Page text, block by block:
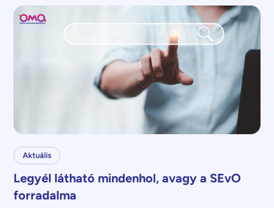
üzenettel?
Aktuális
Legyél látható mindenhol, avagy a SEvO
forradalma